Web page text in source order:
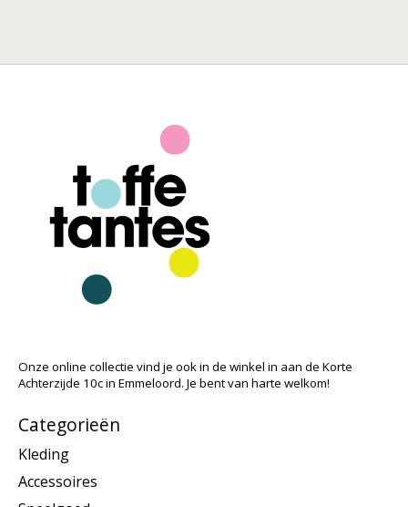
Onze online collectie vind je ook in de winkel in aan de Korte
Achterzijde 10c in Emmeloord. Je bent van harte welkom!
Categorieën
Kleding
Accessoires